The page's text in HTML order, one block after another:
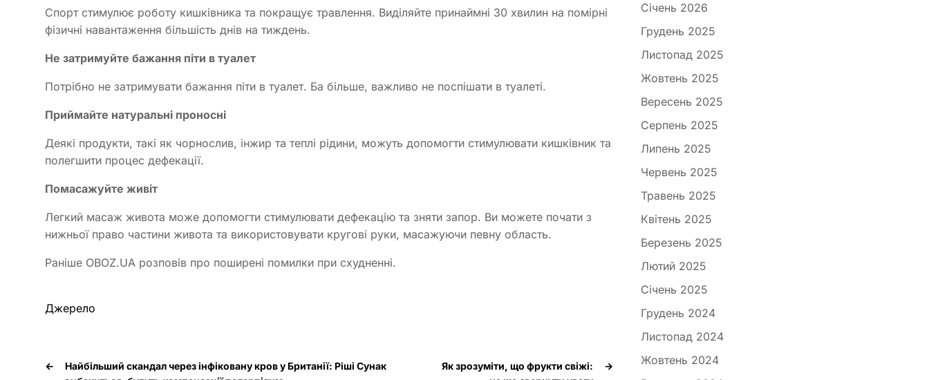
Спорт стимулює роботу кишківника та покращує травлення. Виділяйте принаймні 30 хвилин на помірні
фізичні навантаження більшість днів на тиждень.
Не затримуйте бажання піти в туалет
Потрібно не затримувати бажання піти в туалет. Ба більше, важливо не поспішати в туалеті.
Приймайте натуральні проносні
Деякі продукти, такі як чорнослив, інжир та теплі рідини, можуть допомогти стимулювати кишківник та
полегшити процес дефекації.
Помасажуйте живіт
Легкий масаж живота може допомогти стимулювати дефекацію та зняти запор. Ви можете почати з
нижньої право частини живота та використовувати кругові руки, масажуючи певну область.
Раніше OBOZ.UA розповів про поширені помилки при схудненні.
Джерело
←
Найбільший скандал через інфіковану кров у Британії: Ріші Сунак
→
Як зрозуміти, що фрукти свіжі:
Січень 2026
Грудень 2025
Листопад 2025
Жовтень 2025
Вересень 2025
Серпень 2025
Липень 2025
Червень 2025
Травень 2025
Квітень 2025
Березень 2025
Лютий 2025
Січень 2025
Грудень 2024
Листопад 2024
Жовтень 2024